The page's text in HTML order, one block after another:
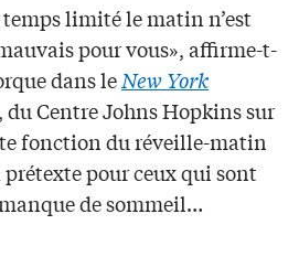
limité le matin n’est
pour vous», affirme-t-
dans leNew York
du Centre Johns Hopkins sur
fonction du réveille-matin
pour ceux qui sont
de sommeil…